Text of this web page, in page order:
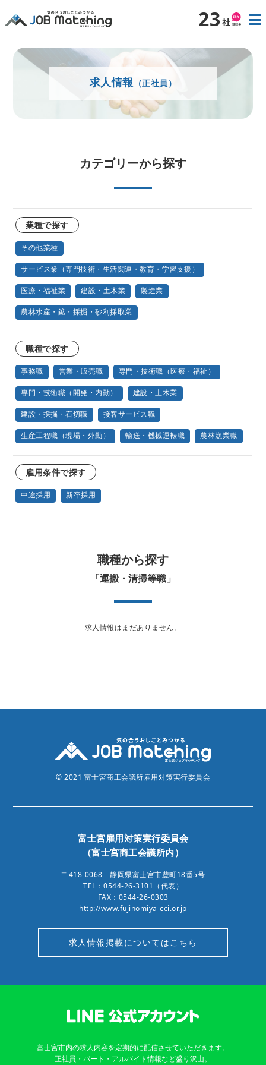
23
求人情報 （正社員）
カテゴリーから探す
業種で探す
その他業種
サービス業（専門技術・生活関連・教育・学習支援）
医療・福祉業 建設・土木業 製造業
農林水産・鉱・採掘・砂利採取業
職種で探す
事務職 営業・販売職 専門・技術職（医療・福祉）
専門・技術職（開発・内勤） 建設・土木業
建設・採掘・石切職 接客サービス職
生産工程職（現場・外勤） 輸送・機械運転職 農林漁業職
雇用条件で探す
中途採用 新卒採用
職種から探す
「運搬・清掃等職」
求人情報はまだありません。
© 2021 富士宮商工会議所雇用対策実行委員会
富士宮雇用対策実行委員会
（富士宮商工会議所内）
〒418-0068 静岡県富士宮市豊町18番5号
TEL：0544-26-3101（代表）
FAX：0544-26-0303
http://www.fujinomiya-cci.or.jp
求人情報掲載についてはこちら
富士宮市内の求人内容を定期的に配信させていただきます。
正社員・パート・アルバイト情報など盛り沢山。